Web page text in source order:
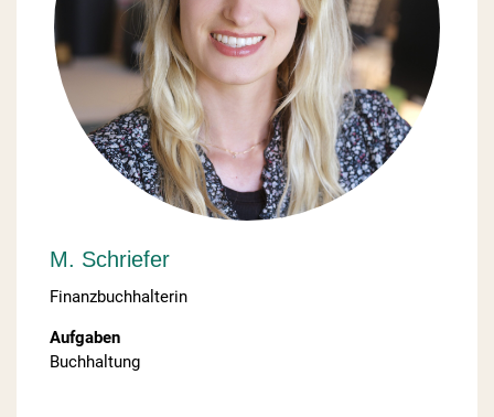
M. Schriefer
Finanzbuchhalterin
Aufgaben
Buchhaltung